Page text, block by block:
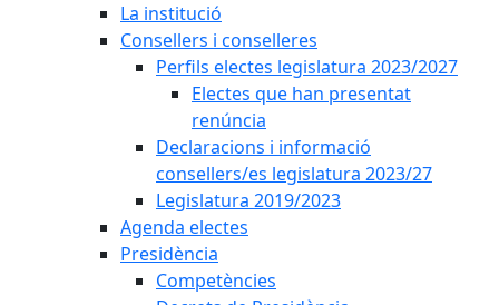
La institució
Consellers i conselleres
Perfils electes legislatura 2023/2027
Electes que han presentat
renúncia
Declaracions i informació
consellers/es legislatura 2023/27
Legislatura 2019/2023
Agenda electes
Presidència
Competències